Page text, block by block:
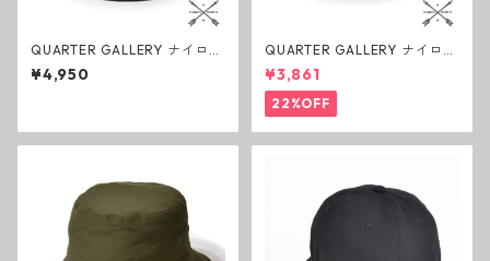
QUARTER GALLERY ナイロン
バケットハット ブラック クォ
ーターギャラリー アウトドア
¥4,950
QUARTER GALLERY ナイロン
バケットハット ベージュ クォ
ーターギャラリー アウトドア
キャンプ 帽子
¥3,861
22%OFF